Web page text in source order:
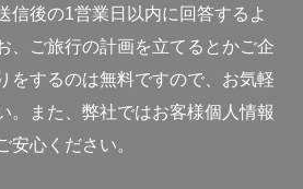
信後の1営業日以内に回答するよ
、ご旅行の計画を立てるとかご企
をするのは無料ですので、お気軽
。また、弊社ではお客様個人情報
安心ください。